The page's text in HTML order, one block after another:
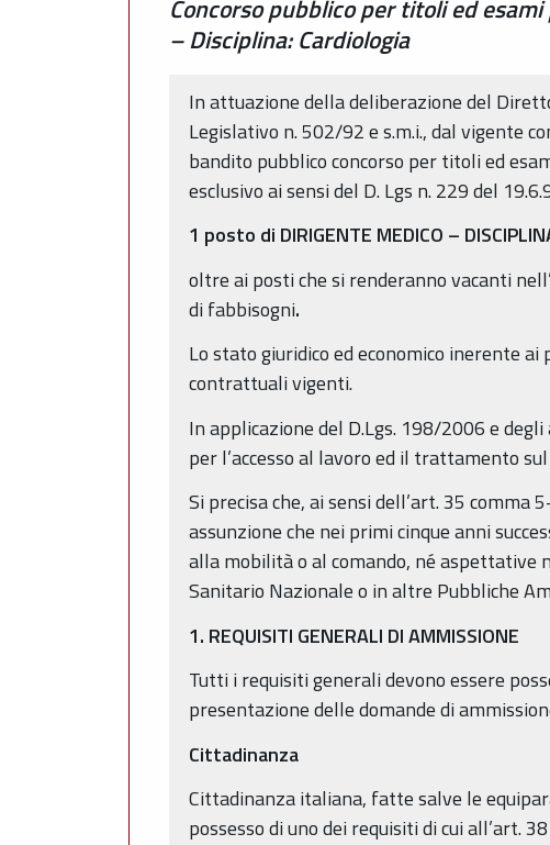
Concorso pubblico per titoli ed
– Disciplina: Cardiologia
In attuazione della deliberazione del
Legislativo n. 502/92 e s.m.i., dal vigente
bandito pubblico concorso per titoli ed
esclusivo ai sensi del D. Lgs n. 229 del
1 posto di DIRIGENTE MEDICO –
oltre ai posti che si renderanno vacanti
di fabbisogni.
Lo stato giuridico ed economico inerente
contrattuali vigenti.
In applicazione del D.Lgs. 198/2006 e
per l’accesso al lavoro ed il trattamento
Si precisa che, ai sensi dell’art. 35
assunzione che nei primi cinque anni
alla mobilità o al comando, né
Sanitario Nazionale o in altre Pubbliche
1. REQUISITI GENERALI DI AMMISSIONE
Tutti i requisiti generali devono essere
presentazione delle domande di
Cittadinanza
Cittadinanza italiana, fatte salve le
possesso di uno dei requisiti di cui all’art.